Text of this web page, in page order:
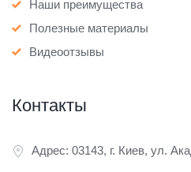
Наши преимущества
Полезные материалы
Видеоотзывы
Контакты
Адрес: 03143, г. Киев, ул.